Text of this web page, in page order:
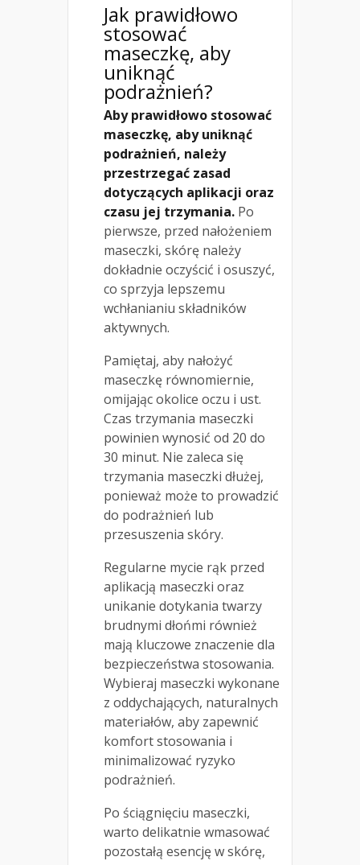
Jak prawidłowo
stosować
maseczkę, aby
uniknąć
podrażnień?
Aby prawidłowo stosować
maseczkę, aby uniknąć
podrażnień, należy
przestrzegać zasad
dotyczących aplikacji oraz
czasu jej trzymania. Po
pierwsze, przed nałożeniem
maseczki, skórę należy
dokładnie oczyścić i osuszyć,
co sprzyja lepszemu
wchłanianiu składników
aktywnych.
Pamiętaj, aby nałożyć
maseczkę równomiernie,
omijając okolice oczu i ust.
Czas trzymania maseczki
powinien wynosić od 20 do
30 minut. Nie zaleca się
trzymania maseczki dłużej,
ponieważ może to prowadzić
do podrażnień lub
przesuszenia skóry.
Regularne mycie rąk przed
aplikacją maseczki oraz
unikanie dotykania twarzy
brudnymi dłońmi również
mają kluczowe znaczenie dla
bezpieczeństwa stosowania.
Wybieraj maseczki wykonane
z oddychających, naturalnych
materiałów, aby zapewnić
komfort stosowania i
minimalizować ryzyko
podrażnień.
Po ściągnięciu maseczki,
warto delikatnie wmasować
pozostałą esencję w skórę,